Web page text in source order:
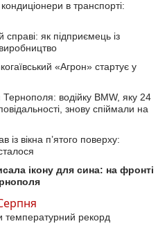
в транспорті:
як підприємець із
«Агрон» стартує у
водійку BMW, яку 24
знову спіймали на
із вікна п’ятого поверху:
ікону для сина: на фронті
температурний рекорд